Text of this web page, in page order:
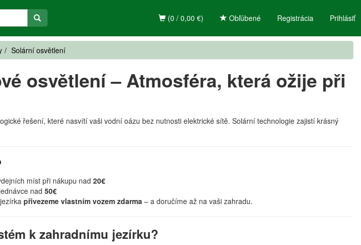
Registrácia Prihlásiť
(0 / 0,00 €) Obľúbené
Solární osvětlení
osvětlení – Atmosféra, která ožije při
řešení, které nasvítí vaši vodní oázu bez nutnosti elektrické sítě. Solární technologie zajistí krásný
míst při nákupu nad 20€
nad 50€
přivezeme vlastním vozem zdarma – a doručíme až na vaši zahradu.
k zahradnímu jezírku?